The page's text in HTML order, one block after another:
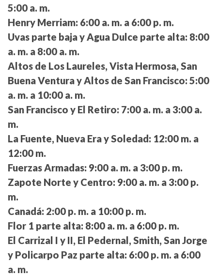
5:00 a. m.
Henry Merriam: 6:00 a. m. a 6:00 p. m.
Uvas parte baja y Agua Dulce parte alta: 8:00
a. m. a 8:00 a. m.
Altos de Los Laureles, Vista Hermosa, San
Buena Ventura y Altos de San Francisco: 5:00
a. m. a 10:00 a. m.
San Francisco y El Retiro: 7:00 a. m. a 3:00 a.
m.
La Fuente, Nueva Era y Soledad: 12:00 m. a
12:00 m.
Fuerzas Armadas: 9:00 a. m. a 3:00 p. m.
Zapote Norte y Centro: 9:00 a. m. a 3:00 p.
m.
Canadá: 2:00 p. m. a 10:00 p. m.
Flor 1 parte alta: 8:00 a. m. a 6:00 p. m.
El Carrizal I y II, El Pedernal, Smith, San Jorge
y Policarpo Paz parte alta: 6:00 p. m. a 6:00
a. m.